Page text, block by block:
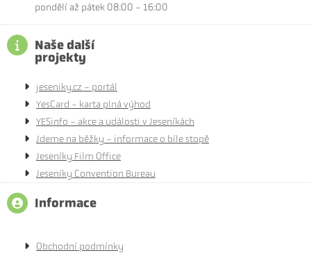
pondělí až pátek 08:00 - 16:00
Naše další
projekty
jeseniky.cz - portál
YesCard - karta plná výhod
YESinfo - akce a události v Jeseníkách
Jdeme na běžky - informace o bíle stopě
Jeseníky Film Office
Jeseníky Convention Bureau
Informace
Obchodní podmínky